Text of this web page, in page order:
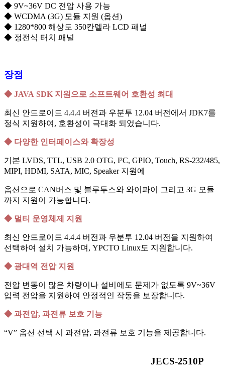
◆ 9V~36V DC 전압 사용 가능
◆ WCDMA (3G) 모듈 지원 (옵션)
◆ 1280*800 해상도 350칸델라 LCD 패널
◆ 정전식 터치 패널
장점
◆ JAVA SDK 지원으로 소프트웨어 호환성 최대
최신 안드로이드 4.4.4 버전과 우분투 12.04 버전에서 JDK7를
정식 지원하여, 호환성이 극대화 되었습니다.
◆ 다양한 인터페이스와 확장성
기본 LVDS, TTL, USB 2.0 OTG, I²C, GPIO, Touch, RS-232/485,
MIPI, HDMI, SATA, MIC, Speaker 지원에
옵션으로 CAN버스 및 블루투스와 와이파이 그리고 3G 모듈
까지 지원이 가능합니다.
◆ 멀티 운영체제 지원
최신 안드로이드 4.4.4 버전과 우분투 12.04 버전을 지원하여
선택하여 설치 가능하며, YPCTO Linux도 지원합니다.
◆ 광대역 전압 지원
전압 변동이 많은 차량이나 설비에도 문제가 없도록 9V~36V
입력 전압을 지원하여 안정적인 작동을 보장합니다.
◆ 과전압, 과전류 보호 기능
“V” 옵션 선택 시 과전압, 과전류 보호 기능을 제공합니다.
JECS-2510P